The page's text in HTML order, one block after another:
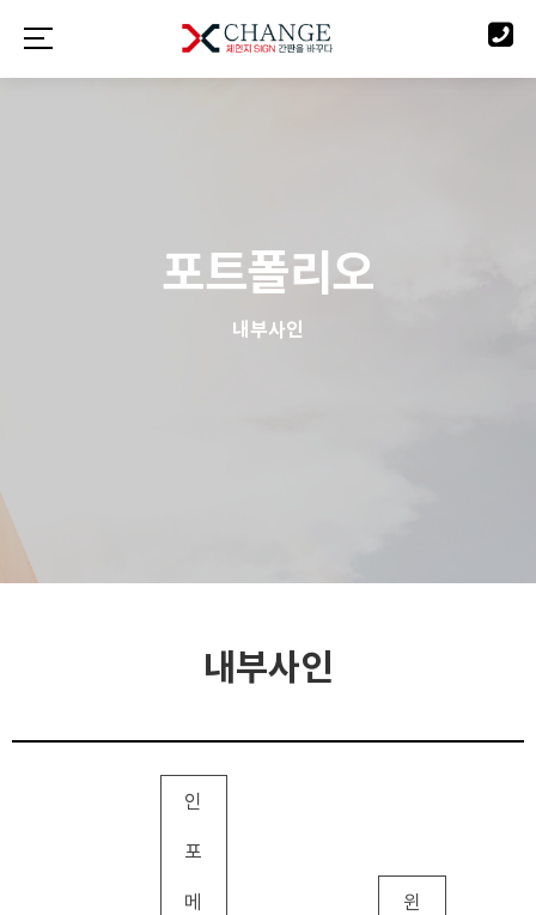
포트폴리오
내부사인
내부사인
인
포
메 윈